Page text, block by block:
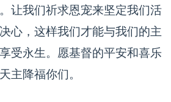
让我们祈求恩宠来坚定我们活
心，这样我们才能与我们的主
受永生。愿基督的平安和喜乐
主降福你们。